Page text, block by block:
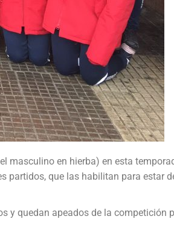
masculino en hierba) en esta
partidos, que las habilitan para estar
y quedan apeados de la competición